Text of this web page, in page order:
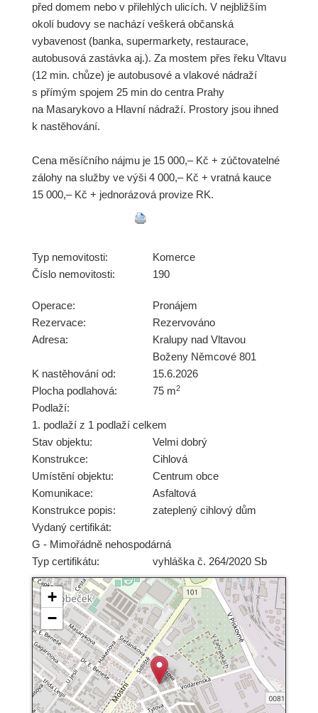
před domem nebo v přilehlých ulicích. V nejbližším
okolí budovy se nachází veškerá občanská
vybavenost (banka, supermarkety, restaurace,
autobusová zastávka aj.). Za mostem přes řeku Vltavu
(12 min. chůze) je autobusové a vlakové nádraží
s přímým spojem 25 min do centra Prahy
na Masarykovo a Hlavní nádraží. Prostory jsou ihned
k nastěhování.
Cena měsíčního nájmu je 15 000,– Kč + zúčtovatelné
zálohy na služby ve výši 4 000,– Kč + vratná kauce
15 000,– Kč + jednorázová provize RK.
Typ nemovitosti:
Komerce
Číslo nemovitosti:
190
Operace:
Pronájem
Rezervace:
Rezervováno
Adresa:
Kralupy nad Vltavou
Boženy Němcové 801
K nastěhování od:
15.6.2026
Plocha podlahová:
75 m2
Podlaží:
1. podlaží z 1 podlaží celkem
Stav objektu:
Velmi dobrý
Konstrukce:
Cihlová
Umístění objektu:
Centrum obce
Komunikace:
Asfaltová
Konstrukce popis:
zateplený cihlový dům
Vydaný certifikát:
G - Mimořádně nehospodárná
Typ certifikátu:
vyhláška č. 264/2020 Sb
+
−